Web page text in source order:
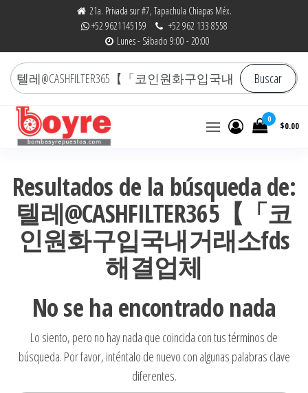
21a. Privada sur #7, Tapachula Chiapas Méx.
+52 9621145159
+52 962 133 8558
Lunes - Sábado 9:00 - 20:00
Buscar
por:
Buscar
|
RefaccionariaRuiz.com
0
$0.00
Resultados de la búsqueda de:
텔레@CASHFILTER365【「코
인원화구입국내거래소fds
해결업체
No se ha encontrado nada
Lo siento, pero no hay nada que coincida con tus términos de
búsqueda. Por favor, inténtalo de nuevo con algunas palabras clave
diferentes.